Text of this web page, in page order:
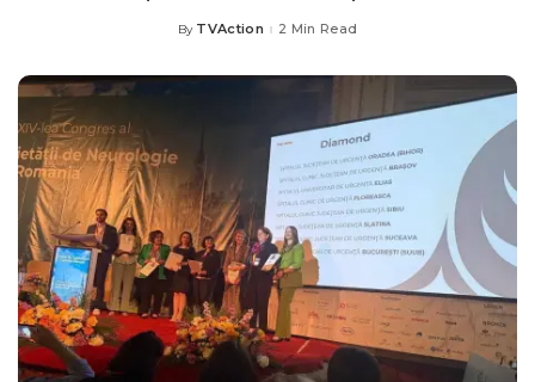
Posted
By TVAction 2 Min Read